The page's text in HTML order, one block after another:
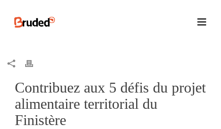
Contribuez aux 5 défis du projet
alimentaire territorial du
Finistère